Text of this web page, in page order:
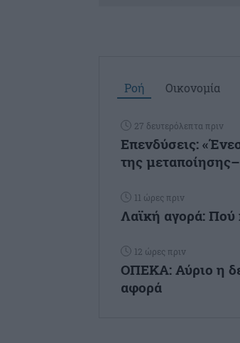
Ροή Οικονομία
27 δευτερόλεπτα πριν
Επενδύσεις:
της
11 ώρες πριν
Λαϊκή αγορά: Πού
12 ώρες πριν
ΟΠΕΚΑ: Αύριο η
αφορά